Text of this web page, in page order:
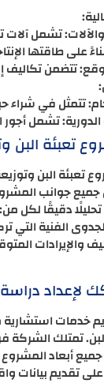
تشمل آلات
على طاقتها
تتضمن تكاليف
تتمثل في شراء
تشمل أجور
تعبئة البن
البن
جوانب
دقيقًا لكل من:
الفنية التي
والإيرادات
لإعداد
خدمات
تمتلك الشركة
أبعاد
على تقديم